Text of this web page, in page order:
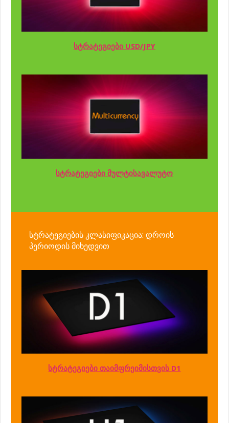
სტრატეგიები USD/JPY
სტრატეგიები მულტისავალუტო
სტრატეგიების კლასიფიკაცია: დროის
პერიოდის მიხედვით
სტრატეგიები თაიმფრეიმისთვის D1